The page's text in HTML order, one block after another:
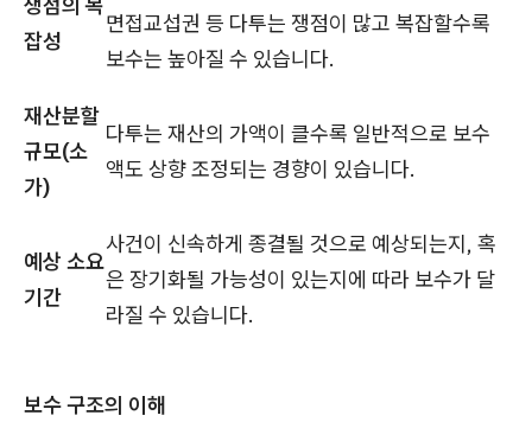
잡성
면접교섭권 등 다투는 쟁점이 많고 복잡할수록
보수는 높아질 수 있습니다.
재산분할
규모(소
가)
다투는 재산의 가액이 클수록 일반적으로 보수
액도 상향 조정되는 경향이 있습니다.
예상 소요
기간
사건이 신속하게 종결될 것으로 예상되는지, 혹
은 장기화될 가능성이 있는지에 따라 보수가 달
라질 수 있습니다.
보수 구조의 이해